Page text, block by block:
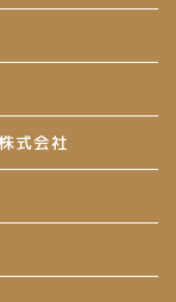
式会社